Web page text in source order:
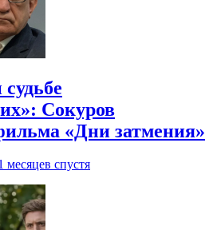
Сокуров
«Дни затмения»
месяцев спустя